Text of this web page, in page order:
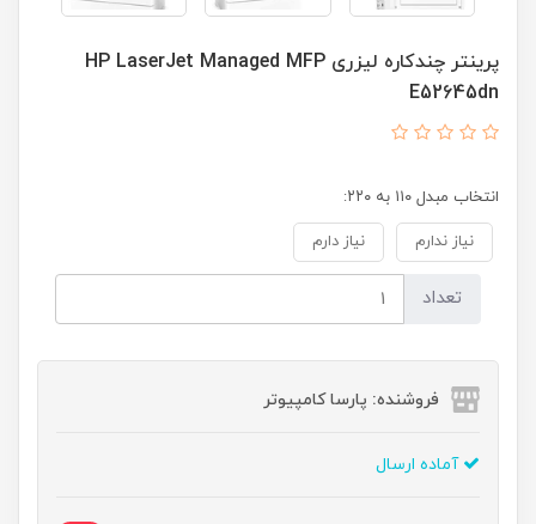
پرینتر چندکاره لیزری HP LaserJet Managed MFP
E52645dn
انتخاب مبدل ۱۱۰ به ۲۲۰:
نیاز ندارم نیاز دارم
تعداد
فروشنده: پارسا کامپیوتر
آماده ارسال